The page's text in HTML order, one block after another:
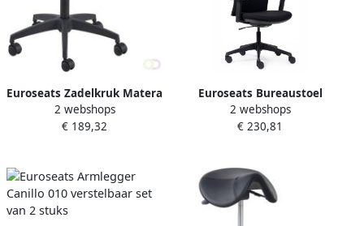
Euroseats Zadelkruk Matera
medium kunststof
voetenkruis hoogte 54-
2 webshops
€ 189,32
Euroseats Bureaustoel
Canillo gestoffeerde rug
zwart
2 webshops
€ 230,81